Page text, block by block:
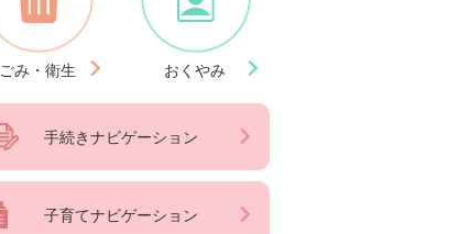
ごみ・衛生 おくやみ
手続きナビゲーション
子育てナビゲーション